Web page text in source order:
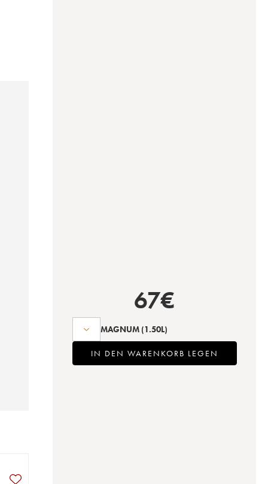
67€
MAGNUM (1.50L)
IN DEN WARENKORB LEGEN